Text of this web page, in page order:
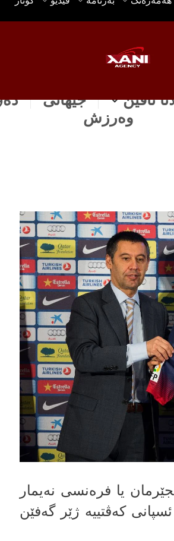
ناڤین جیهانی
وه‌رزش
یا فره‌نسى نه‌یمار
كه‌ڤتییه‌ ژێر گه‌فێن